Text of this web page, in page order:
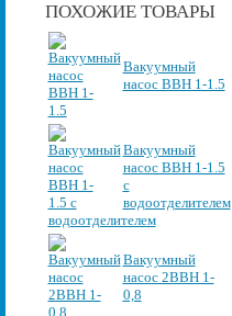
ПОХОЖИЕ ТОВАРЫ
Вакуумный
насос ВВН 1-1.5
Вакуумный
насос ВВН 1-1.5
с
водоотделителем
Вакуумный
насос 2ВВН 1-
0,8